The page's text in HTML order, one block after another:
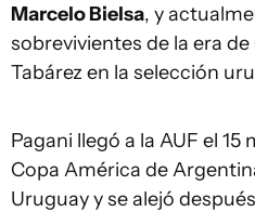
Marcelo Bielsa, y
sobrevivientes de la era
Tabárez en la selección
Pagani llegó a la AUF el 15
Copa América de
Uruguay y se alejó